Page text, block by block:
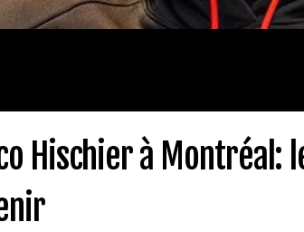
Hischier à Montréal: